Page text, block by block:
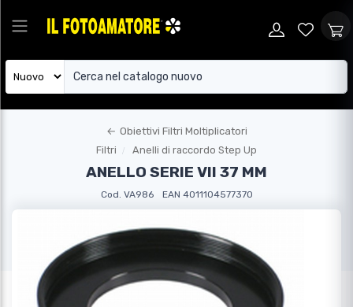
← Obiettivi Filtri Moltiplicatori
Filtri
Anelli di raccordo Step Up
ANELLO SERIE VII 37 MM
Cod. VA986 EAN 4011104577370